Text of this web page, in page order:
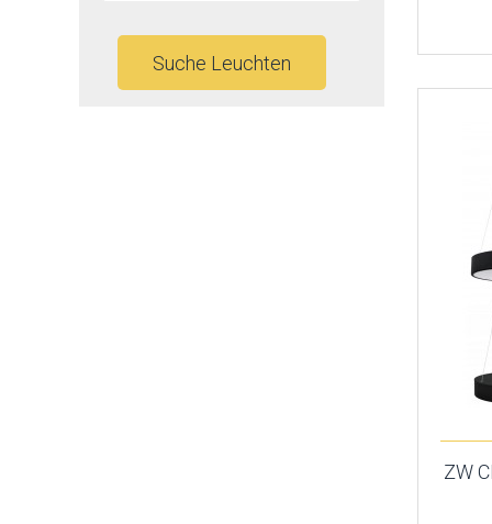
ZW
Ledline
Lucide
Suche Leuchten